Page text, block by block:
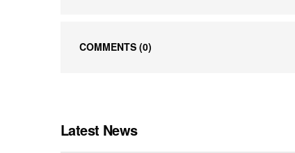
COMMENTS (0)
Latest News